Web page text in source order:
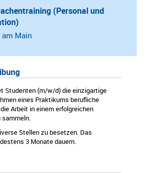
(Personal und
Main
Studenten (m/w/d) die einzigartige
eines Praktikums berufliche
Arbeit in einem erfolgreichen
sammeln.
Stellen zu besetzen. Das
3 Monate dauern.